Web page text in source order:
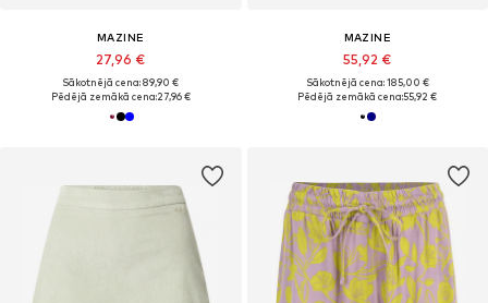
MAZINE
27,96 €
Sākotnējā cena: 89,90 €
Pēdējā zemākā cena:27,96 €
MAZINE
55,92 €
Sākotnējā cena: 185,00 €
Pēdējā zemākā cena:55,92 €